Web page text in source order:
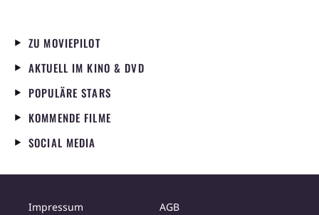
ZU MOVIEPILOT
AKTUELL IM KINO & DVD
POPULÄRE STARS
KOMMENDE FILME
SOCIAL MEDIA
Impressum AGB